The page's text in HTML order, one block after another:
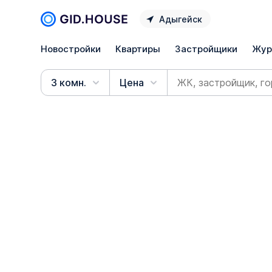
Адыгейск
Новостройки Квартиры Застройщики
3 комн. Цена